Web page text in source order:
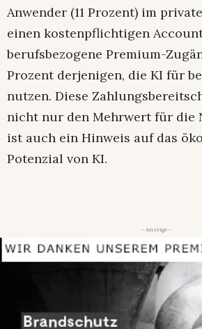
Anwender (11 Prozent) im
einen kostenpflichtigen
berufsbezogene Premium-
Prozent derjenigen, die KI für
nutzen. Diese
nicht nur den Mehrwert für die
ist auch ein Hinweis auf das
Potenzial von KI.
- Anzeige -